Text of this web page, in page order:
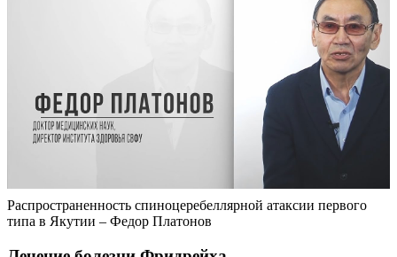
Распространенность спиноцеребеллярной атаксии первого
типа в Якутии – Федор Платонов